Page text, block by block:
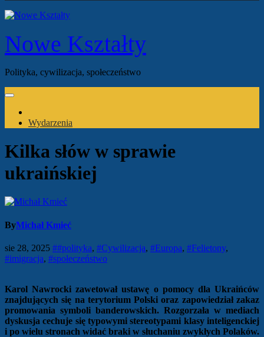
Nowe Kształty
Polityka, cywilizacja, społeczeństwo
Wydarzenia
Kilka słów w sprawie
ukraińskiej
ByMichał Kmieć
sie 28, 2025 ##polityka, #Cywilizacja, #Europa, #Felietony,
#imigracja, #społeczeństwo
Karol Nawrocki zawetował ustawę o pomocy dla Ukraińców
znajdujących się na terytorium Polski oraz zapowiedział zakaz
promowania symboli banderowskich. Rozgorzała w mediach
dyskusja cechuje się typowymi stereotypami klasy inteligenckiej
i po wielu stronach widać braki w słuchaniu zwykłych Polaków.